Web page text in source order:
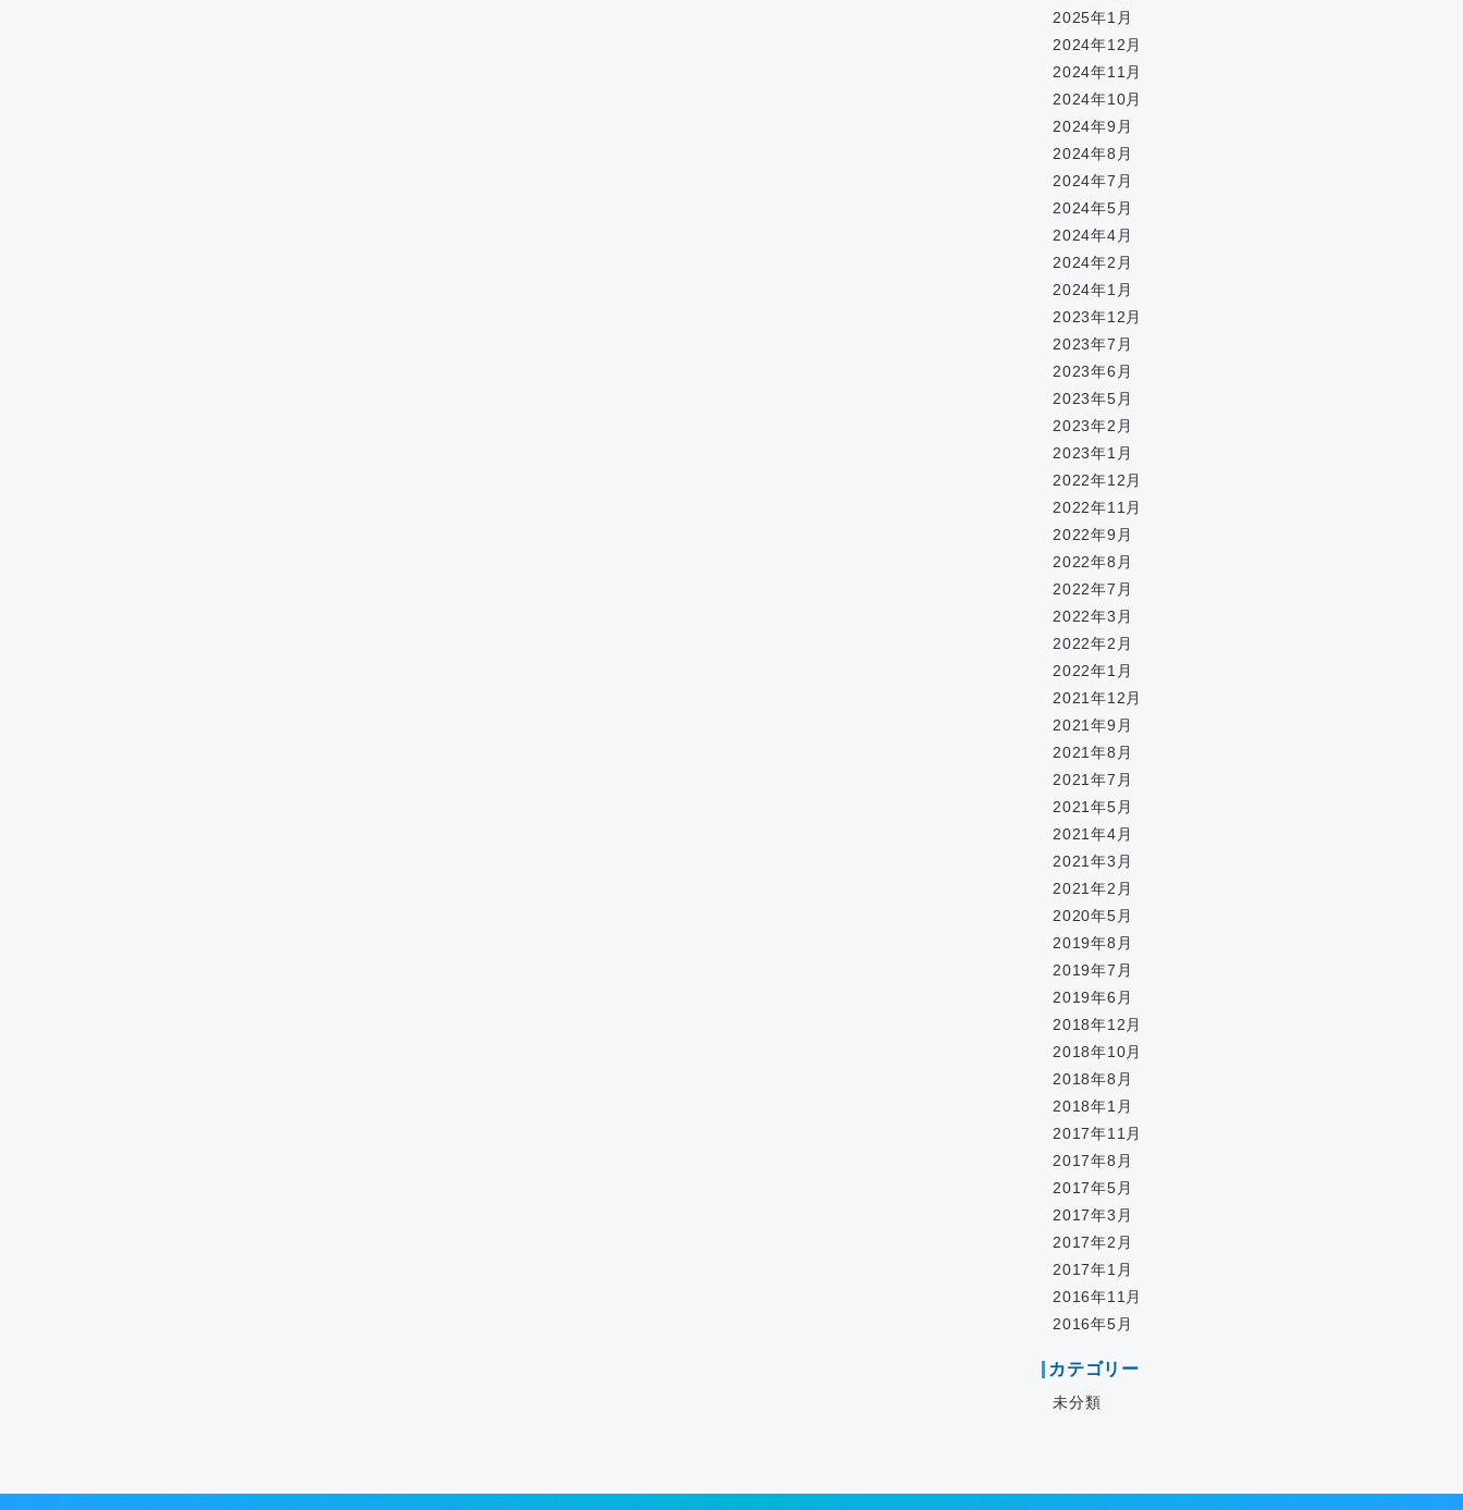
2025年1月
2024年12月
2024年11月
2024年10月
2024年9月
2024年8月
2024年7月
2024年5月
2024年4月
2024年2月
2024年1月
2023年12月
2023年7月
2023年6月
2023年5月
2023年2月
2023年1月
2022年12月
2022年11月
2022年9月
2022年8月
2022年7月
2022年3月
2022年2月
2022年1月
2021年12月
2021年9月
2021年8月
2021年7月
2021年5月
2021年4月
2021年3月
2021年2月
2020年5月
2019年8月
2019年7月
2019年6月
2018年12月
2018年10月
2018年8月
2018年1月
2017年11月
2017年8月
2017年5月
2017年3月
2017年2月
2017年1月
2016年11月
2016年5月
カテゴリー
未分類